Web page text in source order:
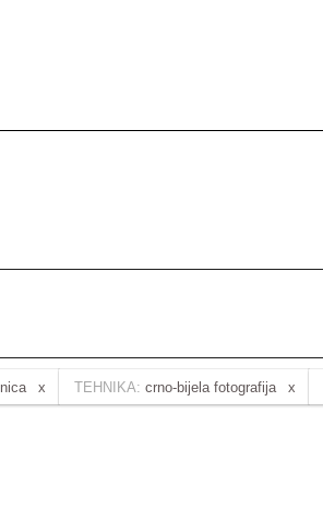
TEHNIKA: crno-bijela fotografija